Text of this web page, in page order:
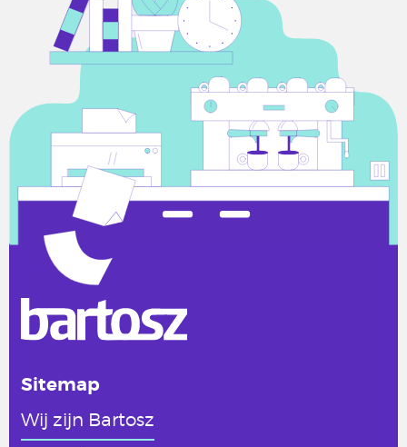
Sitemap
Wij zijn Bartosz